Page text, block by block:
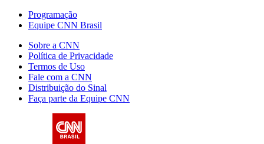
Programação
Equipe CNN Brasil
Sobre a CNN
Política de Privacidade
Termos de Uso
Fale com a CNN
Distribuição do Sinal
Faça parte da Equipe CNN